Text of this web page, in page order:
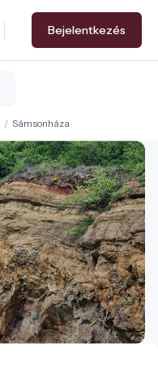
Bejelentkezés
/ Sámsonháza